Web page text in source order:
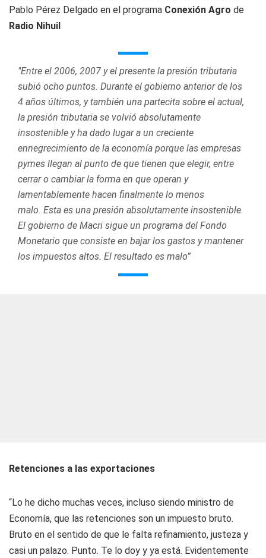
Pablo Pérez Delgado en el programa Conexión Agro de
Radio Nihuil
"Entre el 2006, 2007 y el presente la presión tributaria
subió ocho puntos. Durante el gobierno anterior de los
4 años últimos, y también una partecita sobre el actual,
la presión tributaria se volvió absolutamente
insostenible y ha dado lugar a un creciente
ennegrecimiento de la economía porque las empresas
pymes llegan al punto de que tienen que elegir, entre
cerrar o cambiar la forma en que operan y
lamentablemente hacen finalmente lo menos
malo. Esta es una presión absolutamente insostenible.
El gobierno de Macri sigue un programa del Fondo
Monetario que consiste en bajar los gastos y mantener
los impuestos altos. El resultado es malo”
Retenciones a las exportaciones
“Lo he dicho muchas veces, incluso siendo ministro de
Economía, que las retenciones son un impuesto bruto.
Bruto en el sentido de que le falta refinamiento, justeza y
casi un palazo. Punto. Te lo doy y ya está. Evidentemente